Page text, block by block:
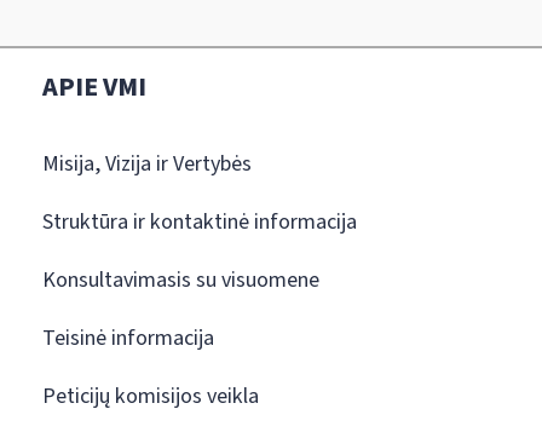
APIE VMI
Misija, Vizija ir Vertybės
Struktūra ir kontaktinė informacija
Konsultavimasis su visuomene
Teisinė informacija
Peticijų komisijos veikla